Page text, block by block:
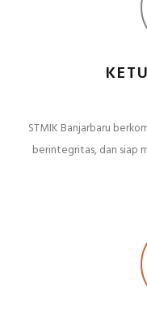
STMIK Banjarbaru
berintegritas, dan siap